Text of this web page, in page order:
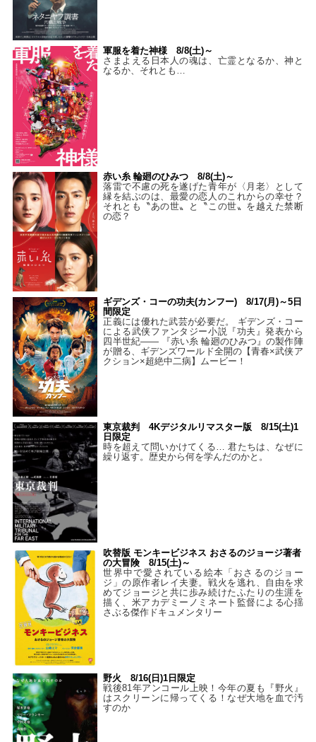
軍服を着た神様 8/8(土)～
さまよえる日本人の魂は、亡霊となるか、神と
なるか、それとも…
赤い糸 輪廻のひみつ 8/8(土)～
落雷で不慮の死を遂げた青年が〈月老〉として
縁を結ぶのは、最愛の恋人のこれからの幸せ？
それとも〝あの世〟と〝この世〟を越えた禁断
の恋？
ギデンズ・コーの功夫(カンフー) 8/17(月)～5日
間限定
正義には優れた武芸が必要だ。 ギデンズ・コー
による武侠ファンタジー小説『功夫』発表から
四半世紀―― 『赤い糸 輪廻のひみつ』の製作陣
が贈る、ギデンズワールド全開の【青春×武侠ア
クション×超絶中二病】ムービー！
東京裁判 4Kデジタルリマスター版 8/15(土)1
日限定
時を超えて問いかけてくる… 君たちは、なぜに
繰り返す。歴史から何を学んだのかと。
吹替版 モンキービジネス おさるのジョージ著者
の大冒険 8/15(土)～
世界中で愛されている絵本「おさるのジョー
ジ」の原作者レイ夫妻。戦火を逃れ、自由を求
めてジョージと共に歩み続けたふたりの生涯を
描く、米アカデミーノミネート監督による心揺
さぶる傑作ドキュメンタリー
野火 8/16(日)1日限定
戦後81年アンコール上映！今年の夏も『野火』
はスクリーンに帰ってくる！なぜ大地を血で汚
すのか